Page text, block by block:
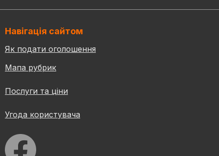
Навігація сайтом
Як подати оголошення
Мапа рубрик
Послуги та ціни
Угода користувача